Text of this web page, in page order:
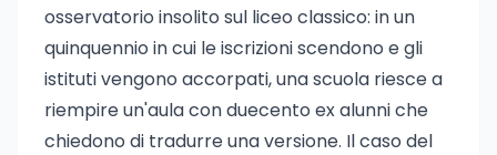
osservatorio insolito sul liceo classico: in un
quinquennio in cui le iscrizioni scendono e gli
istituti vengono accorpati, una scuola riesce a
riempire un'aula con duecento ex alunni che
chiedono di tradurre una versione. Il caso del